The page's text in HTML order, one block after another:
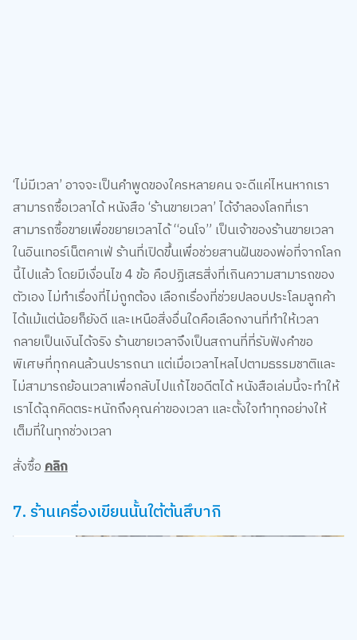
‘ไม่มีเวลา’ อาจจะเป็นคำพูดของใครหลายคน จะดีแค่ไหนหากเรา
สามารถซื้อเวลาได้ หนังสือ ‘ร้านขายเวลา’ ได้จำลองโลกที่เรา
สามารถซื้อขายเพื่อขยายเวลาได้ “อนโจ” เป็นเจ้าของร้านขายเวลา
ในอินเทอร์เน็ตคาเฟ่ ร้านที่เปิดขึ้นเพื่อช่วยสานฝันของพ่อที่จากโลก
นี้ไปแล้ว โดยมีเงื่อนไข 4 ข้อ คือปฏิเสธสิ่งที่เกินความสามารถของ
ตัวเอง ไม่ทำเรื่องที่ไม่ถูกต้อง เลือกเรื่องที่ช่วยปลอบประโลมลูกค้า
ได้แม้แต่น้อยก็ยังดี และเหนือสิ่งอื่นใดคือเลือกงานที่ทำให้เวลา
กลายเป็นเงินได้จริง ร้านขายเวลาจึงเป็นสถานที่ที่รับฟังคำขอ
พิเศษที่ทุกคนล้วนปรารถนา แต่เมื่อเวลาไหลไปตามธรรมชาติและ
ไม่สามารถย้อนเวลาเพื่อกลับไปแก้ไขอดีตได้ หนังสือเล่มนี้จะทำให้
เราได้ฉุกคิดตระหนักถึงคุณค่าของเวลา และตั้งใจทำทุกอย่างให้
เต็มที่ในทุกช่วงเวลา
สั่งซื้อคลิก
7. ร้านเครื่องเขียนนั้นใต้ต้นสึบากิ